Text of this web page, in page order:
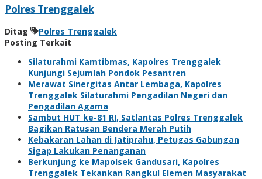
Polres Trenggalek
Ditag
Polres Trenggalek
Posting Terkait
Silaturahmi Kamtibmas, Kapolres Trenggalek
Kunjungi Sejumlah Pondok Pesantren
Merawat Sinergitas Antar Lembaga, Kapolres
Trenggalek Silaturahmi Pengadilan Negeri dan
Pengadilan Agama
Sambut HUT ke-81 RI, Satlantas Polres Trenggalek
Bagikan Ratusan Bendera Merah Putih
Kebakaran Lahan di Jatiprahu, Petugas Gabungan
Sigap Lakukan Penanganan
Berkunjung ke Mapolsek Gandusari, Kapolres
Trenggalek Tekankan Rangkul Elemen Masyarakat